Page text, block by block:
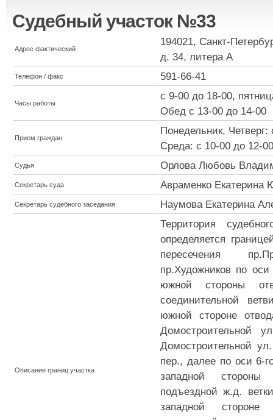
Судебный участок №33
Адрес фактический
194021, Санкт-
д. 34, литера А
Телефон / факс 591-66-41
Часы работы
c 9-00 до 18-00,
Обед с 13-00 до 14-00
Прием граждан
Понедельник,
Среда: с 10-00 до 12-00
Судья Орлова Любовь
Секретарь суда Авраменко Екатерина
Секретарь судебного заседания Наумова Екатерина
Описание границ участка
Территория
определяется
пересечения
пр.Художников по
южной стороны
соединительной
южной стороне
Домостроительной
Домостроительной
пер., далее по оси 6-
западной
подъездной ж.д.
западной